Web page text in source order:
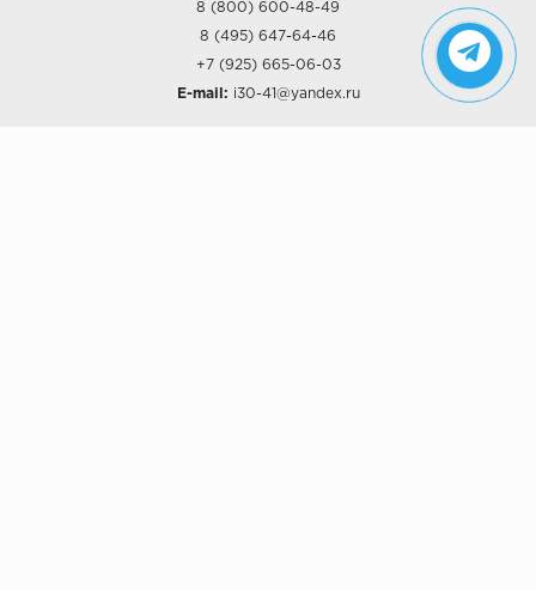
8 (800) 600-48-49
8 (495) 647-64-46
+7 (925) 665-06-03
E-mail: i30-41@yandex.ru